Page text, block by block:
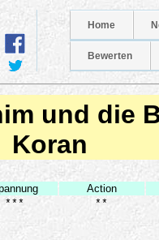
Home
Bewerten
und die
Koran
Action
*** **